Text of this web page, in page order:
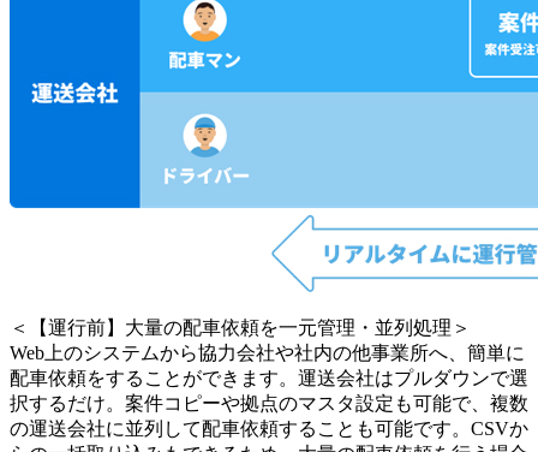
＜【運行前】大量の配車依頼を一元管理・並列処理＞
Web上のシステムから協力会社や社内の他事業所へ、簡単に
配車依頼をすることができます。運送会社はプルダウンで選
択するだけ。案件コピーや拠点のマスタ設定も可能で、複数
の運送会社に並列して配車依頼することも可能です。CSVか